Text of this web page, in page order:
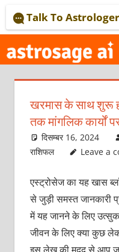
to
content
Talk To Astrologer
खरमास के साथ शुरू
तक मांगलिक कार्यों
दिसम्बर 16, 2024
राशिफल
Leave a
एस्ट्रोसेज का यह खास
से जुड़ी समस्त जानकारी
में यह जानने के लिए
जीवन के लिए क्या कुछ
इस लेख की मदद से आप